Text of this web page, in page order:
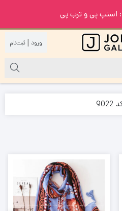
: اسنپ پی و ترب پی
|